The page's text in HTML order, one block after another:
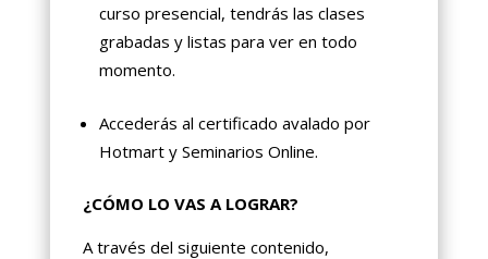
curso presencial, tendrás las clases
grabadas y listas para ver en todo
momento.
Accederás al certificado avalado por
Hotmart y Seminarios Online.
¿CÓMO LO VAS A LOGRAR?
A través del siguiente contenido,